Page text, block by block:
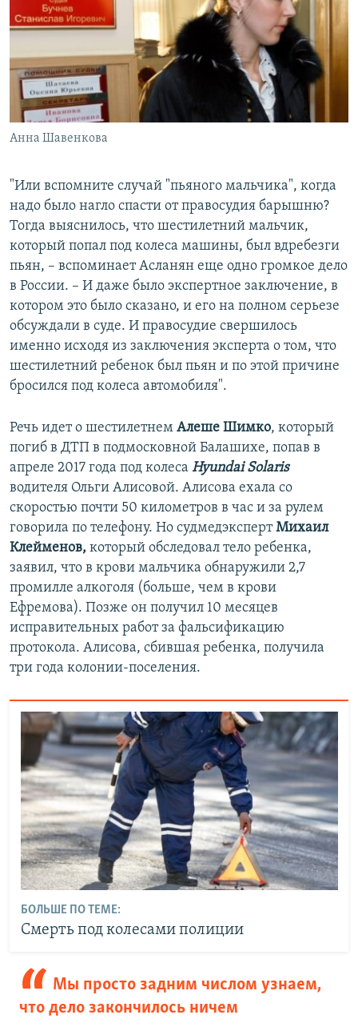
Анна Шавенкова
"Или вспомните случай "пьяного мальчика", когда
надо было нагло спасти от правосудия барышню?
Тогда выяснилось, что шестилетний мальчик,
который попал под колеса машины, был вдребезги
пьян, – вспоминает Асланян еще одно громкое дело
в России. – И даже было экспертное заключение, в
котором это было сказано, и его на полном серьезе
обсуждали в суде. И правосудие свершилось
именно исходя из заключения эксперта о том, что
шестилетний ребенок был пьян и по этой причине
бросился под колеса автомобиля".
Речь идет о шестилетнем Алеше Шимко, который
погиб в ДТП в подмосковной Балашихе, попав в
апреле 2017 года под колеса Hyundai Solaris
водителя Ольги Алисовой. Алисова ехала со
скоростью почти 50 километров в час и за рулем
говорила по телефону. Но судмедэкспертМихаил
Клейменов, который обследовал тело ребенка,
заявил, что в крови мальчика обнаружили 2,7
промилле алкоголя (больше, чем в крови
Ефремова). Позже он получил 10 месяцев
исправительных работ за фальсификацию
протокола. Алисова, сбившая ребенка, получила
три года колонии-поселения.
БОЛЬШЕ ПО ТЕМЕ:
Смерть под колесами полиции
Мы просто задним числом узнаем,
что дело закончилось ничем